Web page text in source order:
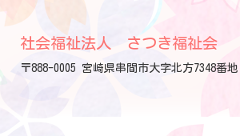
社会福祉法人 さつき福祉会
〒888-0005 宮崎県串間市大字北方7348番地